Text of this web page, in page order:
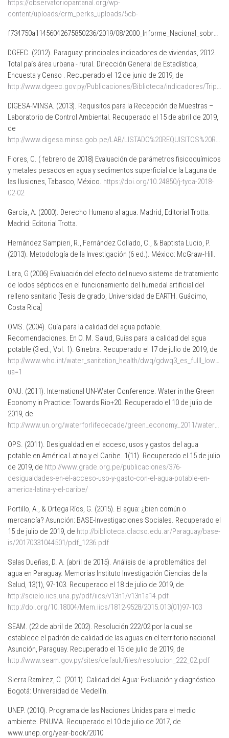
https://observatoriopantanal.org/wp-
content/uploads/crm_perks_uploads/5cb-
DGEEC. (2012). Paraguay: principales indicadores de viviendas, 2012.
Total país área urbana - rural. Dirección General de Estadística,
Encuesta y Censo . Recuperado el 12 de junio de 2019, de
http://www.dgeec.gov.py/Publicaciones/Biblioteca/indicadores/Triptico.pdf
DIGESA-MINSA. (2013). Requisitos para la Recepción de Muestras –
Laboratorio de Control Ambiental. Recuperado el 15 de abril de 2019,
de
http://www.digesa.minsa.gob.pe/LAB/LISTADO%20REQUISITOS%20RECEPCION%20DE%20MUESTRAS%20AGUAS%20V02.pdf
Flores, C. ( febrero de 2018) Evaluación de parámetros fisicoquímicos
y metales pesados en agua y sedimentos superficial de la Laguna de
las Ilusiones, Tabasco, México. https://doi.org/10.24850/j-tyca-2018-
02-02
García, A. (2000). Derecho Humano al agua. Madrid, Editorial Trotta.
Madrid: Editorial Trotta.
Hernández Sampieri, R., Fernández Collado, C., & Baptista Lucio, P.
(2013). Metodología de la Investigación (6 ed.). México: McGraw-Hill.
Lara, G (2006) Evaluación del efecto del nuevo sistema de tratamiento
de lodos sépticos en el funcionamiento del humedal artificial del
relleno sanitario [Tesis de grado, Universidad de EARTH. Guácimo,
Costa Rica]
OMS. (2004). Guía para la calidad del agua potable.
Recomendaciones. En O. M. Salud, Guías para la calidad del agua
potable (3 ed., Vol. 1). Ginebra. Recuperado el 17 de julio de 2019, de
http://www.who.int/water_sanitation_health/dwq/
ua=1
ONU. (2011). International UN-Water Conference. Water in the Green
Economy in Practice: Towards Rio+20. Recuperado el 10 de julio de
2019, de
http://www.un.org/waterforlifedecade/green_economy_2011/water_technology.shtml
OPS. (2011). Desigualdad en el acceso, usos y gastos del agua
potable en América Latina y el Caribe. 1(11). Recuperado el 15 de julio
de 2019, de http://www.grade.org.pe/publicaciones/376-
desigualdades-en-el-acceso-uso-y-gasto-con-el-agua-potable-en-
america-latina-y-el-caribe/
Portillo, A., & Ortega Ríos, G. (2015). El agua: ¿bien común o
mercancía? Asunción: BASE-Investigaciones Sociales. Recuperado el
15 de julio de 2019, de http://biblioteca.clacso.edu.ar/Paraguay/base-
is/20170331044501/pdf_1236.pdf
Salas Dueñas, D. A. (abril de 2015). Análisis de la problemática del
agua en Paraguay. Memorias Instituto Investigación Ciencias de la
Salud, 13(1), 97-103. Recuperado el 18 de julio de 2019, de
http://scielo.iics.una.py/pdf/iics/v13n1/v13n1a14.pdf
http://doi.org/10.18004/Mem.iics/1812-9528/2015.013(01)97-103
SEAM. (22 de abril de 2002). Resolución 222/02 por la cual se
establece el padrón de calidad de las aguas en el territorio nacional.
Asunción, Paraguay. Recuperado el 15 de julio de 2019, de
http://www.seam.gov.py/sites/default/files/resolucion_222_02.pdf
Sierra Ramírez, C. (2011). Calidad del Agua: Evaluación y diagnóstico.
Bogotá: Universidad de Medellín.
UNEP. (2010). Programa de las Naciones Unidas para el medio
ambiente. PNUMA. Recuperado el 10 de julio de 2017, de
www.unep.org/year-book/2010